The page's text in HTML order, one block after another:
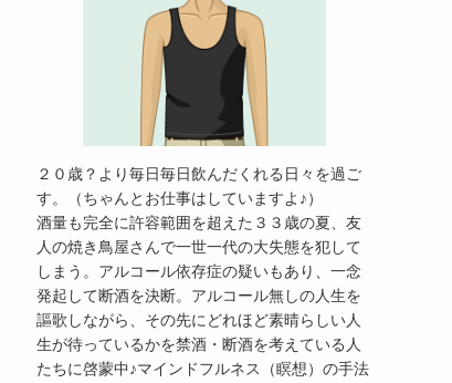
２０歳？より毎日毎日飲んだくれる日々を過ご
す。（ちゃんとお仕事はしていますよ♪）
酒量も完全に許容範囲を超えた３３歳の夏、友
人の焼き鳥屋さんで一世一代の大失態を犯して
しまう。アルコール依存症の疑いもあり、一念
発起して断酒を決断。アルコール無しの人生を
謳歌しながら、その先にどれほど素晴らしい人
生が待っているかを禁酒・断酒を考えている人
たちに啓蒙中♪マインドフルネス（瞑想）の手法